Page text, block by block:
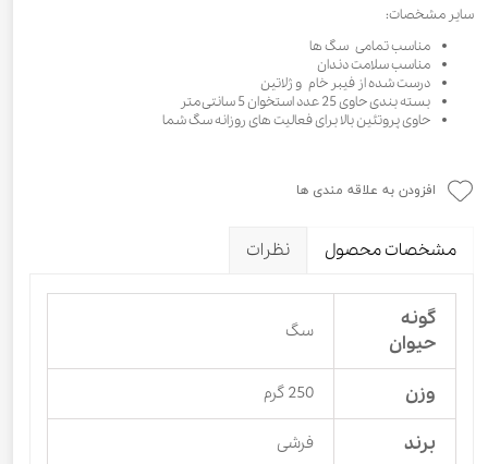
سایر مشخصات:
مناسب تمامی سگ ها
مناسب سلامت دندان
درست شده از فیبر خام و ژلاتین
بسته بندی حاوی 25 عدد استخوان 5 سانتی متر
حاوی پروتئین بالا برای فعالیت های روزانه سگ شما
افزودن به علاقه مندی ها
مشخصات محصول نظرات
گونه
حیوان
سگ
وزن 250 گرم
برند فرشی